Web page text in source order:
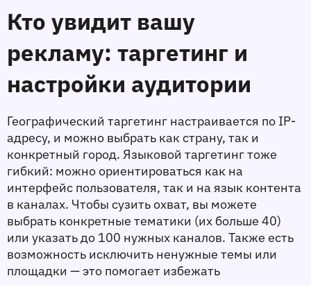
Кто увидит вашу
рекламу: таргетинг и
настройки аудитории
Географический таргетинг настраивается по IP-
адресу, и можно выбрать как страну, так и
конкретный город. Языковой таргетинг тоже
гибкий: можно ориентироваться как на
интерфейс пользователя, так и на язык контента
в каналах. Чтобы сузить охват, вы можете
выбрать конкретные тематики (их больше 40)
или указать до 100 нужных каналов. Также есть
возможность исключить ненужные темы или
площадки — это помогает избежать